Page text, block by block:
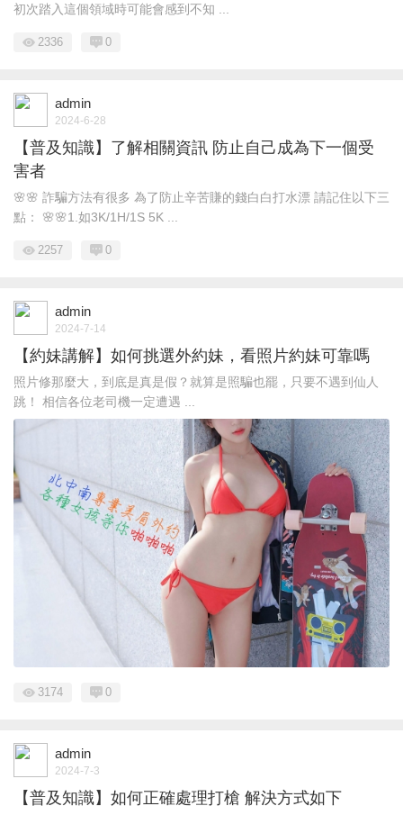
初次踏入這個領域時可能會感到不知 ...
2336 0
admin
2024-6-28
【普及知識】了解相關資訊 防止自己成為下一個受
害者
🌸🌸 詐騙方法有很多 為了防止辛苦賺的錢白白打水漂 請記住以下三
點： 🌸🌸1.如3K/1H/1S 5K ...
2257 0
admin
2024-7-14
【約妹講解】如何挑選外約妹，看照片約妹可靠嗎
照片修那麼大，到底是真是假？就算是照騙也罷，只要不遇到仙人
跳！ 相信各位老司機一定遭遇 ...
3174 0
admin
2024-7-3
【普及知識】如何正確處理打槍 解決方式如下